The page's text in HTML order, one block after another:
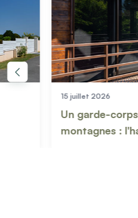
Un garde-corps Kostum
montagnes : l'harmonie